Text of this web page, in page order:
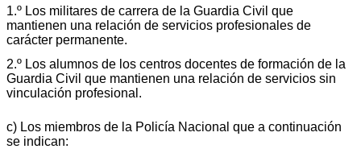
1.º Los militares de carrera de la Guardia Civil que
mantienen una relación de servicios profesionales de
carácter permanente.
2.º Los alumnos de los centros docentes de formación de la
Guardia Civil que mantienen una relación de servicios sin
vinculación profesional.
c) Los miembros de la Policía Nacional que a continuación
se indican: